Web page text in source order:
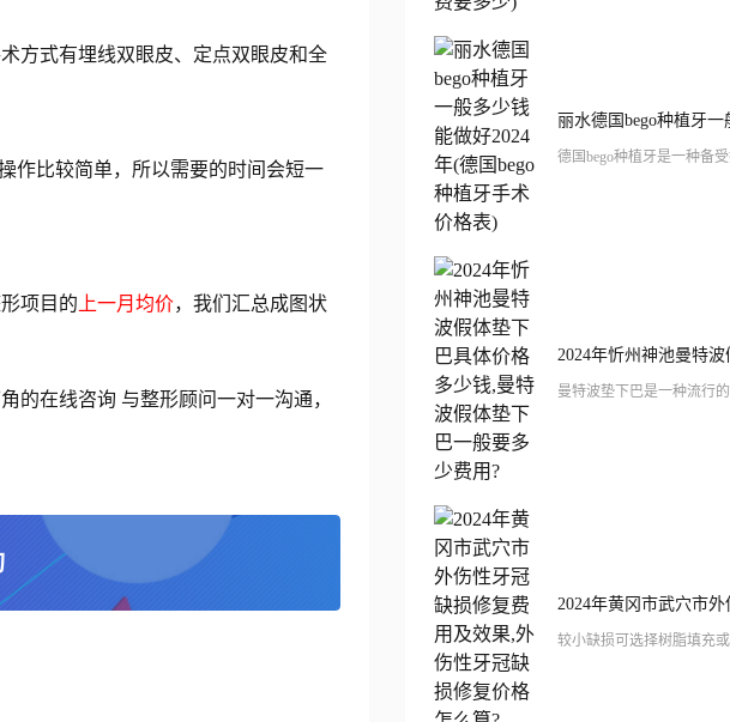
方式有埋线双眼皮、定点双眼皮和全
作比较简单，所以需要的时间会短一
项目的 上一月均价，我们汇总成图状
的在线咨询 与整形顾问一对一沟通，